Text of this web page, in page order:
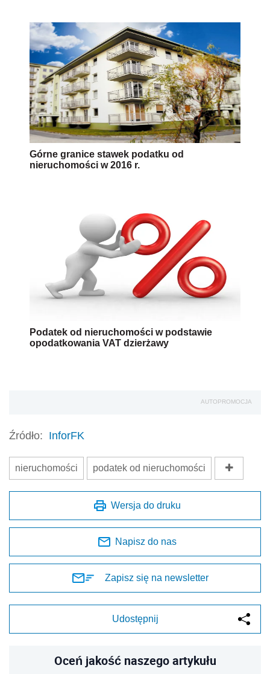
Górne granice stawek podatku od
nieruchomości w 2016 r.
Podatek od nieruchomości w podstawie
opodatkowania VAT dzierżawy
AUTOPROMOCJA
Źródło: InforFK
nieruchomości podatek od nieruchomości
Wersja do druku
Napisz do nas
Zapisz się na newsletter
Udostępnij
Oceń jakość naszego artykułu